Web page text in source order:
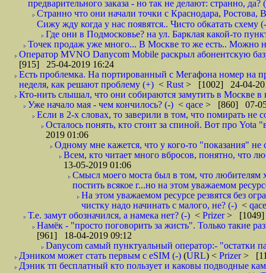
предварительного заказа - но так не делают: странно, да?
Странно что они начали точки с Краснодара,
Сижу жду когда у нас появятся.. Чисто обкатать схему
Где они в Подмосковье? на ул. Барклая какой-то
Точек продаж уже много... В Москве то же есть.. Можно
Оператор MVNO Danycom Mobile раскрыл абонентскую
[915] 25-04-2019 16:24
Есть проблемка. На портированный с Мегафона номер на
неделя, как решают проблему (+) < Rust > [1002] 24-04-
Кто-нить слышал, что они собираются замутить в Москве в
Уже начало мая - чем кончилось? (-) < qace > [860] 07-
Если в 2-х словах, то заверили в том, что помирать не
Осталось понять, кто стоит за спиной. Вот про Yota
2019 01:06
Одному мне кажется, что у кого-то "показания" не
Всем, кто читает много вбросов, понятно, что
13-05-2019 01:06
Смысл моего моста был в том, что любителям
постить всякое г...но на этом уважаемом
На этом уважаемом ресурсе резвятся без
чистку надо начинать с малого, не? (-) <
Т.е. замут обозначился, а намека нет? (-) < Prizer> [1049]
Намёк - "просто поговорить за жисть". Только такие
[961] 18-04-2019 09:12
Danycom самый пунктуальный оператор:- "остатки
Дэником может стать первым с еSIM (-) (URL) < Prizer>
Дэник тп бесплатный кто пользует и каковы подводные